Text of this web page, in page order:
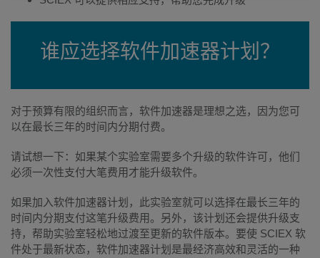
谁应选择软件加速器计划？
对于预算有限的组织而言，软件加速器是理想之选，因为您可
以在最长三年的时间内分期付费。
请试想一下：如果某个实验室需要多个升级的软件许可，他们
必须一次性支付大笔费用才能升级软件。
如果加入软件加速器计划，此实验室就可以选择在最长三年的
时间内分期支付这笔升级费用。另外，该计划还会提供升级支
持，帮助实验室轻松地过渡至更新的软件版本。要使 SCIEX 软
件处于最新状态，软件加速器计划是最经济高效和灵活的一种